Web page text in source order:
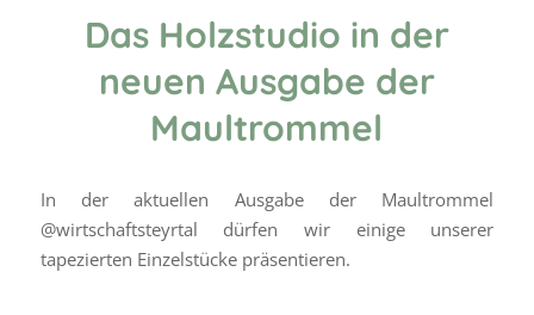
Das Holzstudio in der
neuen Ausgabe der
Maultrommel
In der aktuellen Ausgabe der Maultrommel
@wirtschaftsteyrtal dürfen wir einige unserer
tapezierten Einzelstücke präsentieren.